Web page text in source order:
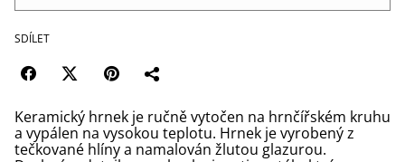
SDÍLET
Keramický hrnek je ručně vytočen na hrnčířském kruhu
a vypálen na vysokou teplotu. Hrnek je vyrobený z
tečkované hlíny a namalován žlutou glazurou.